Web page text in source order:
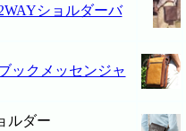
ショルダーバ
ックメッセンジャ
ルダー